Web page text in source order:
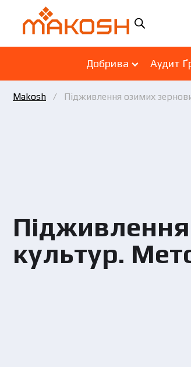
Добрива Аудит
Makosh Підживлення озимих
культур.